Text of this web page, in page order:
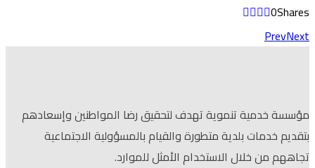
0Shares
PrevNext
مؤسسة خدمية تنموية تهدف لتحقيق رضا المواطنين وإسعادهم
بتقديم خدمات بلدية متطورة والقيام بالمسؤولية الاجتماعية
تجاههم من خلال الاستخدام الأمثل للموارد.